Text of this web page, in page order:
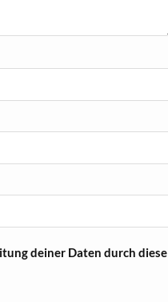
deiner Daten durch diese